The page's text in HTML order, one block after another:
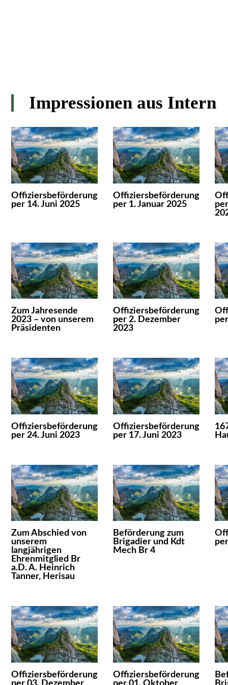
Impressionen aus Intern
Offiziersbeförderung
per 14. Juni 2025
Offiziersbeförderung
per 1. Januar 2025
Zum Jahresende
2023 – von unserem
Präsidenten
Offiziersbeförderung
per 2. Dezember
2023
Offiziersbeförderung
per 24. Juni 2023
Offiziersbeförderung
per 17. Juni 2023
Zum Abschied von
unserem
langjährigen
Ehrenmitglied Br
a.D. A. Heinrich
Tanner, Herisau
Beförderung zum
Brigadier und Kdt
Mech Br 4
Offiziersbeförderung
per 03. Dezember
Offiziersbeförderung
per 01. Oktober